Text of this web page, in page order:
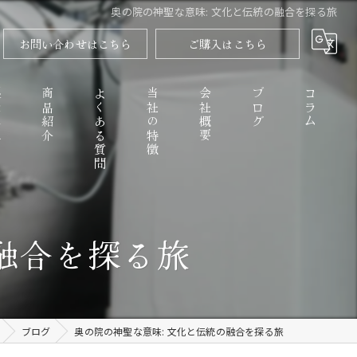
奥の院の神聖な意味: 文化と伝統の融合を探る旅
お問い合わせはこちら ご購入はこちら
商品紹介 よくある質問 当社の特徴
精進料理
お取り寄せ
会社概要 ブログ コラム
合を探る旅
ブログ 奥の院の神聖な意味: 文化と伝統の融合を探る旅